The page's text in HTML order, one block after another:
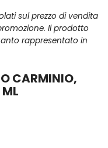
sul prezzo di vendita
Il prodotto
rappresentato in
CARMINIO,